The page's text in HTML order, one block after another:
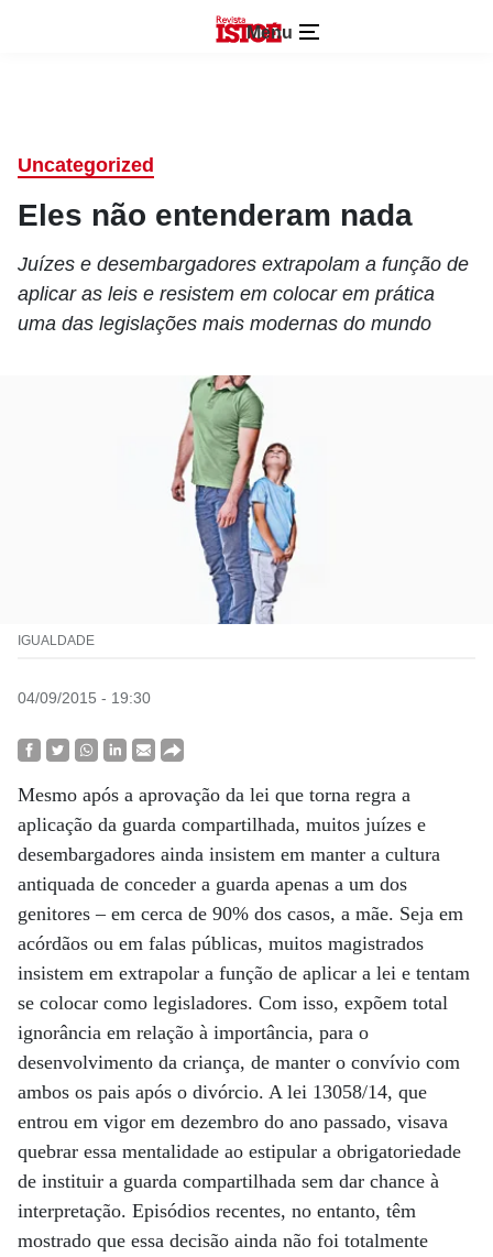
Menu
Uncategorized
Eles não entenderam nada
Juízes e desembargadores extrapolam a função de
aplicar as leis e resistem em colocar em prática
uma das legislações mais modernas do mundo
IGUALDADE
04/09/2015 - 19:30
Mesmo após a aprovação da lei que torna regra a
aplicação da guarda compartilhada, muitos juízes e
desembargadores ainda insistem em manter a cultura
antiquada de conceder a guarda apenas a um dos
genitores – em cerca de 90% dos casos, a mãe. Seja em
acórdãos ou em falas públicas, muitos magistrados
insistem em extrapolar a função de aplicar a lei e tentam
se colocar como legisladores. Com isso, expõem total
ignorância em relação à importância, para o
desenvolvimento da criança, de manter o convívio com
ambos os pais após o divórcio. A lei 13058/14, que
entrou em vigor em dezembro do ano passado, visava
quebrar essa mentalidade ao estipular a obrigatoriedade
de instituir a guarda compartilhada sem dar chance à
interpretação. Episódios recentes, no entanto, têm
mostrado que essa decisão ainda não foi totalmente